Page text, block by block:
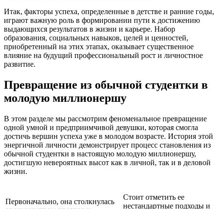
Итак, факторы успеха, определенные в детстве и ранние годы,
играют важную роль в формировании пути к достижению
выдающихся результатов в жизни и карьере. Набор
образования, социальных навыков, целей и ценностей,
приобретенный на этих этапах, оказывает существенное
влияние на будущий профессиональный рост и личностное
развитие.
Превращение из обычной студентки в
молодую миллионершу
В этом разделе мы рассмотрим феноменальное превращение
одной умной и предприимчивой девушки, которая смогла
достичь вершин успеха уже в молодом возрасте. История этой
энергичной личности демонстрирует процесс становления из
обычной студентки в настоящую молодую миллионершу,
достигшую невероятных высот как в личной, так и в деловой
жизни.
Первоначально, она столкнулась
Стоит отметить ее
нестандартные подходы и